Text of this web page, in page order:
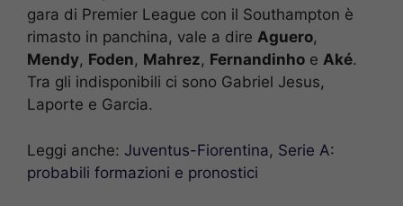
gara di Premier League con il Southampton è
rimasto in panchina, vale a dire Aguero,
Mendy, Foden, Mahrez, Fernandinho e Aké.
Tra gli indisponibili ci sono Gabriel Jesus,
Laporte e Garcia.
Leggi anche: Juventus-Fiorentina, Serie A:
probabili formazioni e pronostici